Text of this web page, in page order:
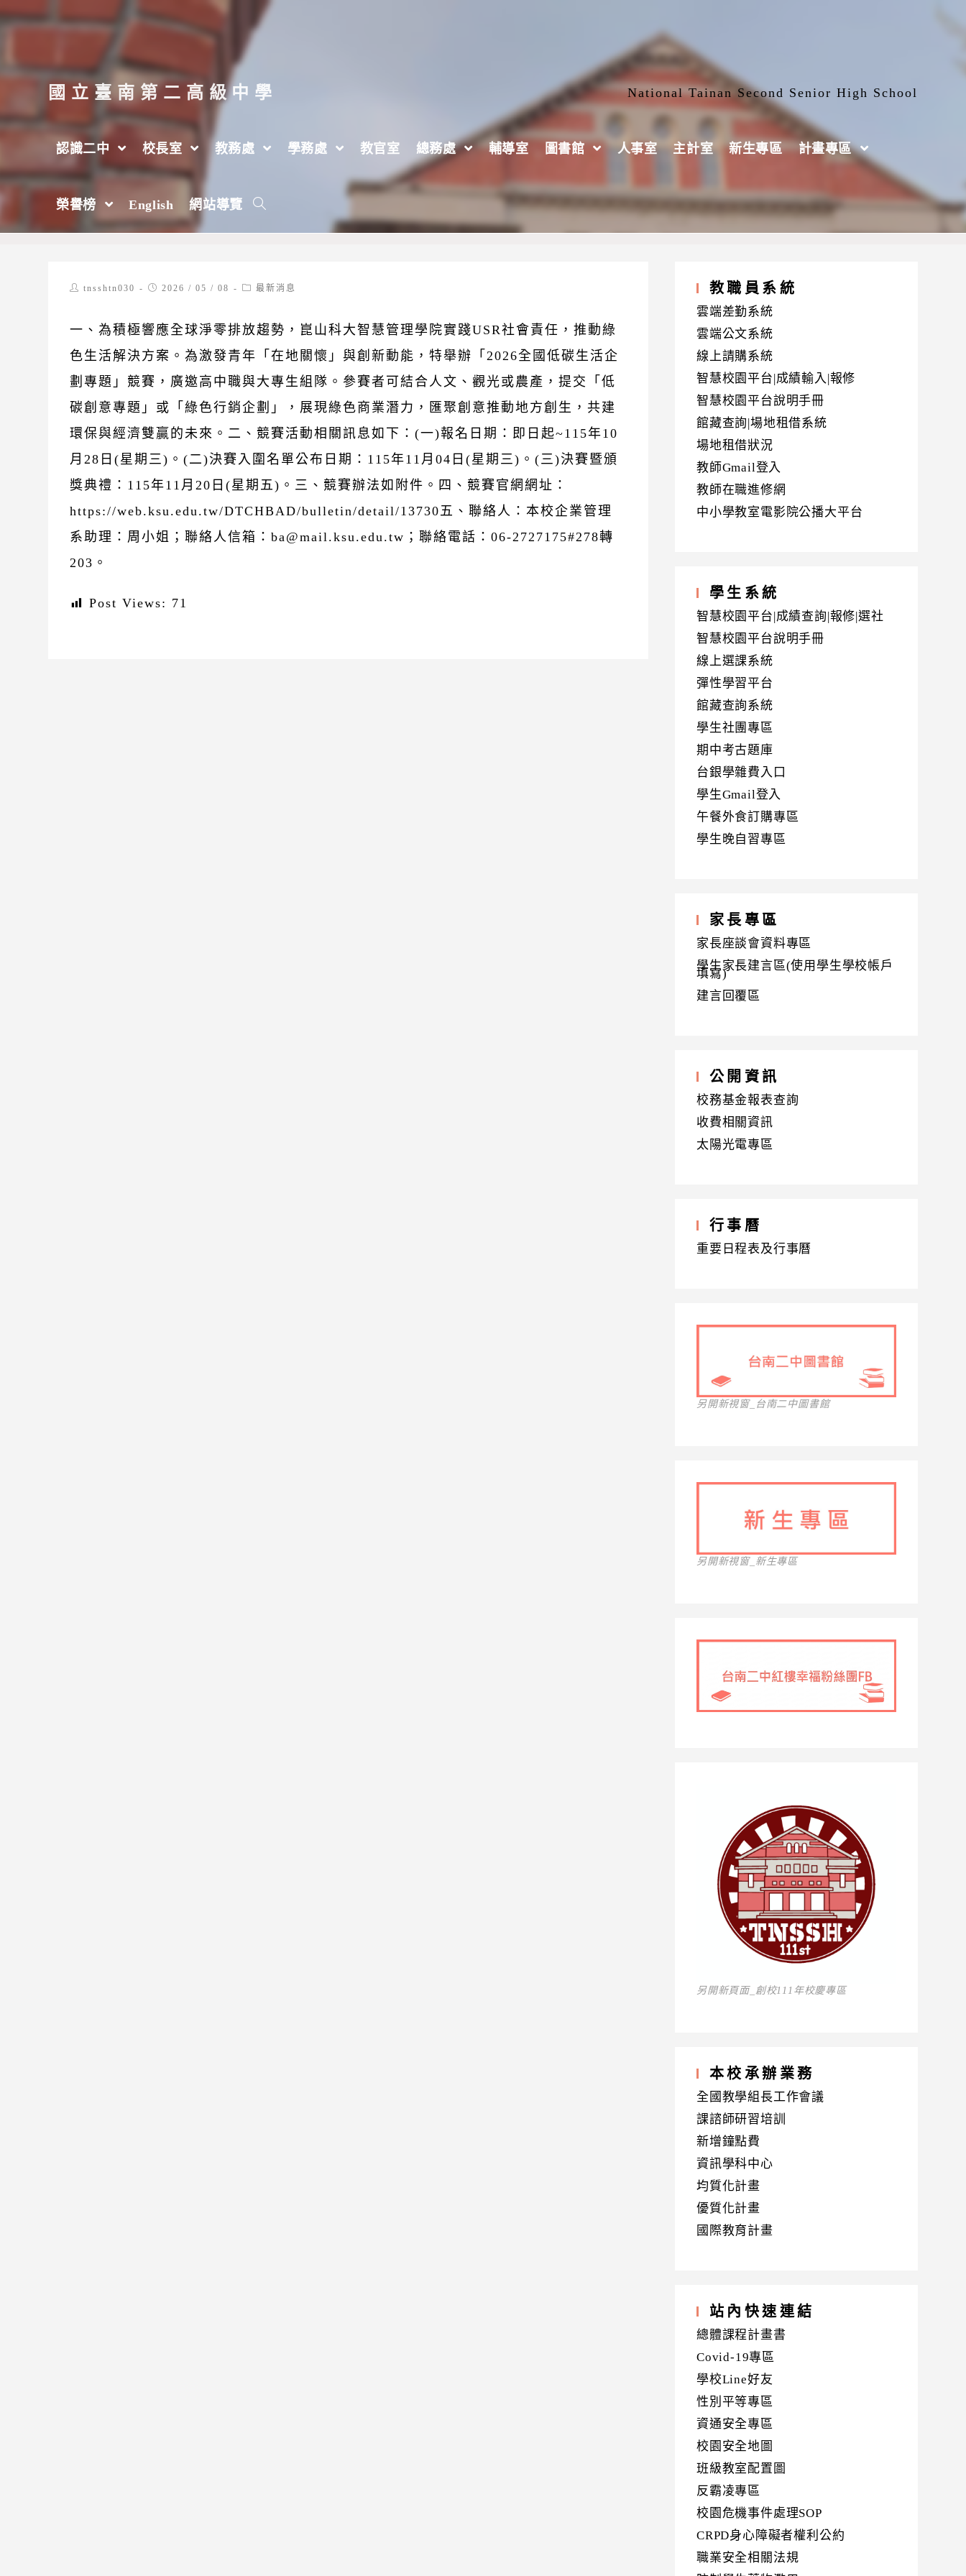
跳
至
要
內
容
國立臺南第二高級中學 National Tainan Second Senior High School
認識二中 校長室 教務處 學務處 教官室 總務處 輔導室 圖書館 人事室 主計室 新生專區 計畫專區
榮譽榜 English 網站導覽
崑山科技大學企業管理系舉辦「2026全國低碳生活企劃專題競賽」
2026 年 > 5 月 > 8 日
Posttnsshtn030
Post2026 / 05 / 08
Post最新消息
一、為積極響應全球淨零排放趨勢，崑山科大智慧管理學院實踐USR社會責任，推動綠
色生活解決方案。為激發青年「在地關懷」與創新動能，特舉辦「2026全國低碳生活企
劃專題」競賽，廣邀高中職與大專生組隊。參賽者可結合人文、觀光或農產，提交「低
碳創意專題」或「綠色行銷企劃」，展現綠色商業潛力，匯聚創意推動地方創生，共建
環保與經濟雙贏的未來。二、競賽活動相關訊息如下：(一)報名日期：即日起~115年10
月28日(星期三)。(二)決賽入圍名單公布日期：115年11月04日(星期三)。(三)決賽暨頒
獎典禮：115年11月20日(星期五)。三、競賽辦法如附件。四、競賽官網網址：
https://web.ksu.edu.tw/DTCHBAD/bulletin/detail/13730五、聯絡人：本校企業管理
系助理：周小姐；聯絡人信箱：ba@mail.ksu.edu.tw；聯絡電話：06-2727175#278轉
203。
Post Views: 71
教職員系統
雲端差勤系統
雲端公文系統
線上請購系統
智慧校園平台|成績輸入|報修
智慧校園平台說明手冊
館藏查詢|場地租借系統
場地租借狀況
教師Gmail登入
教師在職進修網
中小學教室電影院公播大平台
學生系統
智慧校園平台|成績查詢|報修|選社
智慧校園平台說明手冊
線上選課系統
彈性學習平台
館藏查詢系統
學生社團專區
期中考古題庫
台銀學雜費入口
學生Gmail登入
午餐外食訂購專區
學生晚自習專區
家長專區
家長座談會資料專區
學生家長建言區(使用學生學校帳戶
填寫)
建言回覆區
公開資訊
校務基金報表查詢
收費相關資訊
太陽光電專區
行事曆
重要日程表及行事曆
另開新視窗_台南二中圖書館
另開新視窗_新生專區
另開新頁面_創校111年校慶專區
本校承辦業務
全國教學組長工作會議
課諮師研習培訓
新增鐘點費
資訊學科中心
均質化計畫
優質化計畫
國際教育計畫
站內快速連結
總體課程計畫書
Covid-19專區
學校Line好友
性別平等專區
資通安全專區
校園安全地圖
班級教室配置圖
反霸凌專區
校園危機事件處理SOP
CRPD身心障礙者權利公約
職業安全相關法規